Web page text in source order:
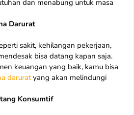
dan menabung untuk masa
Darurat
sakit, kehilangan pekerjaan,
bisa datang kapan saja.
keuangan yang baik, kamu bisa
daruratyang akan melindungi
Konsumtif